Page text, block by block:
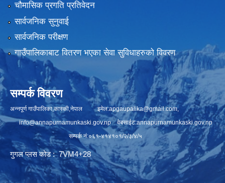
चौमासिक प्रगति प्रतिवेदन
सार्वजनिक सुनुवाई
सार्वजनिक परीक्षण
गाउँपालिकाबाट वितरण भएका सेवा सुविधाहरुको विवरण
सम्पर्क विवरण
अन्नपूर्ण गाउँपालिका,कास्की,नेपाल इमेल:apgaupalika@gmail.com,
info@annapurnamunkaski.gov.npवेबसाईट:annapurnamunkaski.gov.np
सम्पर्क नं:०६१-४१४१०१/२/३/४/५
गुगल प्लस कोड : 7VM4+28